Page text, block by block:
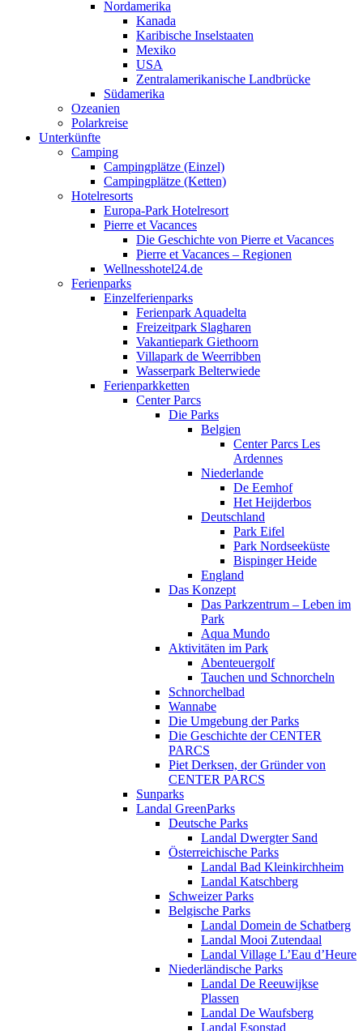
Nordamerika
Kanada
Karibische Inselstaaten
Mexiko
USA
Zentralamerikanische Landbrücke
Südamerika
Ozeanien
Polarkreise
Unterkünfte
Camping
Campingplätze (Einzel)
Campingplätze (Ketten)
Hotelresorts
Europa-Park Hotelresort
Pierre et Vacances
Die Geschichte von Pierre et Vacances
Pierre et Vacances – Regionen
Wellnesshotel24.de
Ferienparks
Einzelferienparks
Ferienpark Aquadelta
Freizeitpark Slagharen
Vakantiepark Giethoorn
Villapark de Weerribben
Wasserpark Belterwiede
Ferienparkketten
Center Parcs
Die Parks
Belgien
Center Parcs Les
Ardennes
Niederlande
De Eemhof
Het Heijderbos
Deutschland
Park Eifel
Park Nordseeküste
Bispinger Heide
England
Das Konzept
Das Parkzentrum – Leben im
Park
Aqua Mundo
Aktivitäten im Park
Abenteuergolf
Tauchen und Schnorcheln
Schnorchelbad
Wannabe
Die Umgebung der Parks
Die Geschichte der CENTER
PARCS
Piet Derksen, der Gründer von
CENTER PARCS
Sunparks
Landal GreenParks
Deutsche Parks
Landal Dwergter Sand
Österreichische Parks
Landal Bad Kleinkirchheim
Landal Katschberg
Schweizer Parks
Belgische Parks
Landal Domein de Schatberg
Landal Mooi Zutendaal
Landal Village L’Eau d’Heure
Niederländische Parks
Landal De Reeuwijkse
Plassen
Landal De Waufsberg
Landal Esonstad